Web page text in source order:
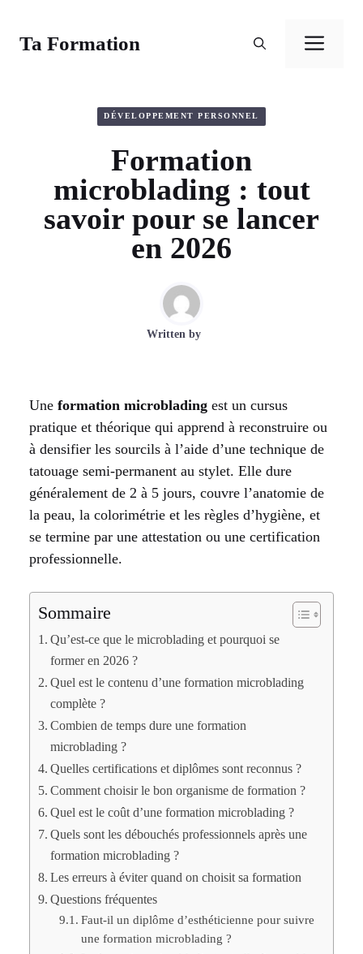
contenuTa Formation
DÉVELOPPEMENT PERSONNEL
Formation
microblading : tout
savoir pour se lancer
en 2026
Written by
Une formation microblading est un cursus
pratique et théorique qui apprend à reconstruire ou
à densifier les sourcils à l’aide d’une technique de
tatouage semi-permanent au stylet. Elle dure
généralement de 2 à 5 jours, couvre l’anatomie de
la peau, la colorimétrie et les règles d’hygiène, et
se termine par une attestation ou une certification
professionnelle.
Sommaire
Qu’est-ce que le microblading et pourquoi se
former en 2026 ?
Quel est le contenu d’une formation microblading
complète ?
Combien de temps dure une formation
microblading ?
Quelles certifications et diplômes sont reconnus ?
Comment choisir le bon organisme de formation ?
Quel est le coût d’une formation microblading ?
Quels sont les débouchés professionnels après une
formation microblading ?
Les erreurs à éviter quand on choisit sa formation
Questions fréquentes
Faut-il un diplôme d’esthéticienne pour suivre
une formation microblading ?